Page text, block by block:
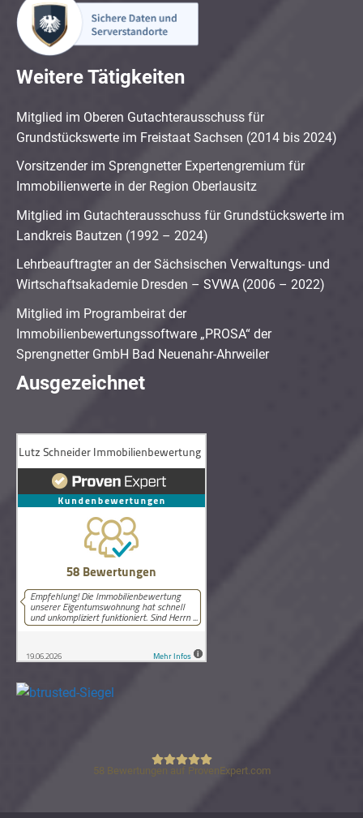
Weitere Tätigkeiten
Mitglied im Oberen Gutachterausschuss für
Grundstückswerte im Freistaat Sachsen (2014 bis 2024)
Vorsitzender im Sprengnetter Expertengremium für
Immobilienwerte in der Region Oberlausitz
Mitglied im Gutachterausschuss für Grundstückswerte im
Landkreis Bautzen (1992 – 2024)
Lehrbeauftragter an der Sächsischen Verwaltungs- und
Wirtschaftsakademie Dresden – SVWA (2006 – 2022)
Mitglied im Programbeirat der
Immobilienbewertungssoftware „PROSA“ der
Sprengnetter GmbH Bad Neuenahr-Ahrweiler
Ausgezeichnet
Lutz Schneider Immobilienbewertung
58 Bewertungen auf ProvenExpert.com